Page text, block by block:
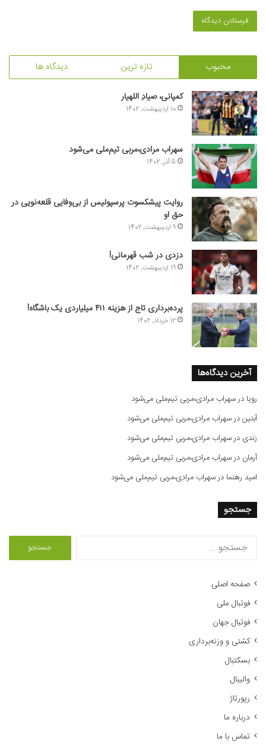
محبوب تازه ترین دیدگاه ها
کمپانی، صیادِ اللهیار
10 اردیبهشت, 1402
سهراب مرادی،مربی تیم‌ملی می‌شود
5 آذر, 1402
روایت پیشکسوت پرسپولیس از بی‌وفایی قلعه‌نویی در
حق او
9 اردیبهشت, 1402
دزدی در شب قهرمانی!
19 اردیبهشت, 1402
پرده‌برداری تاج از هزینه ۴۱۱ میلیاردی یک باشگاه!
12 خرداد, 1402
آخرین دیدگاه‌ها
رویا درسهراب مرادی،مربی تیم‌ملی می‌شود
آبتیندرسهراب مرادی،مربی تیم‌ملی می‌شود
زندی درسهراب مرادی،مربی تیم‌ملی می‌شود
آرمان درسهراب مرادی،مربی تیم‌ملی می‌شود
امید رهنما درسهراب مرادی،مربی تیم‌ملی می‌شود
جستجو
صفحه اصلی
فوتبال ملی
فوتبال جهان
کشتی و وزنه‌برداری
بسکتبال
والیبال
رپورتاژ
درباره ما
تماس با ما